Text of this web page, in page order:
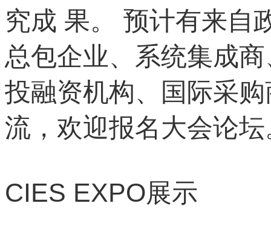
究成 果。 预计有来自
总包企业、系统集成
投融资机构、国际采
流，欢迎报名大会论坛
CIES EXPO展示